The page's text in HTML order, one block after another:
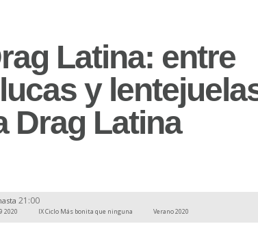
Latina: entre
y
Drag Latina
21:00
2020 IX Ciclo Más bonita que ninguna Verano 2020